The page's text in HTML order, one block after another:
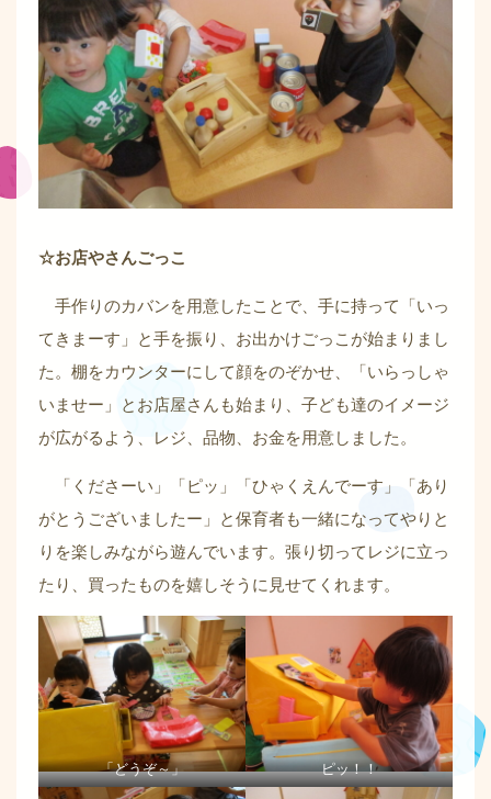
☆お店やさんごっこ
手作りのカバンを用意したことで、手に持って「いっ
てきまーす」と手を振り、お出かけごっこが始まりまし
た。棚をカウンターにして顔をのぞかせ、「いらっしゃ
いませー」とお店屋さんも始まり、子ども達のイメージ
が広がるよう、レジ、品物、お金を用意しました。
「くださーい」「ピッ」「ひゃくえんでーす」「あり
がとうございましたー」と保育者も一緒になってやりと
りを楽しみながら遊んでいます。張り切ってレジに立っ
たり、買ったものを嬉しそうに見せてくれます。
「どうぞ～」 ピッ！！